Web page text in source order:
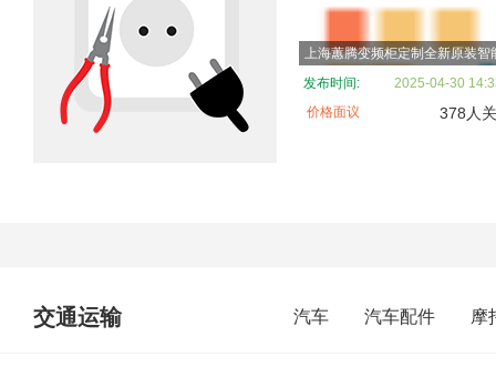
发布时间:
2025-04-30
价格面议
378人
交通运输 汽车 汽车配件 摩